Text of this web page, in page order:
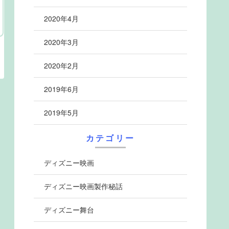
2020年4月
2020年3月
2020年2月
2019年6月
2019年5月
カテゴリー
ディズニー映画
ディズニー映画製作秘話
ディズニー舞台